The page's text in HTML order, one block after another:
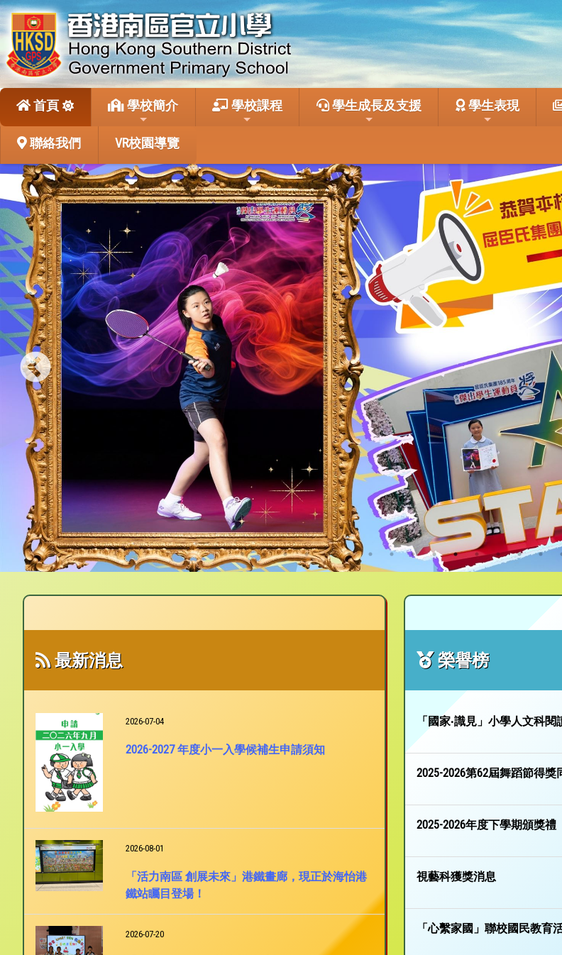
首頁 學校簡介 學校課程 學生成長及支援 學生表現
聯絡我們 VR校園導覽
最新消息
2026-07-04
2026-2027 年度小一入學候補生申請須知
2026-08-01
「活力南區 創展未來」港鐵畫廊，現正於海怡港
鐵站矚目登場！
2026-07-20
榮譽榜
「國家‧識見」小學人文科
2025-2026第62屆舞蹈節得獎
2025-2026年度下學期頒獎禮
視藝科獲獎消息
「心繫家國」聯校國民教育